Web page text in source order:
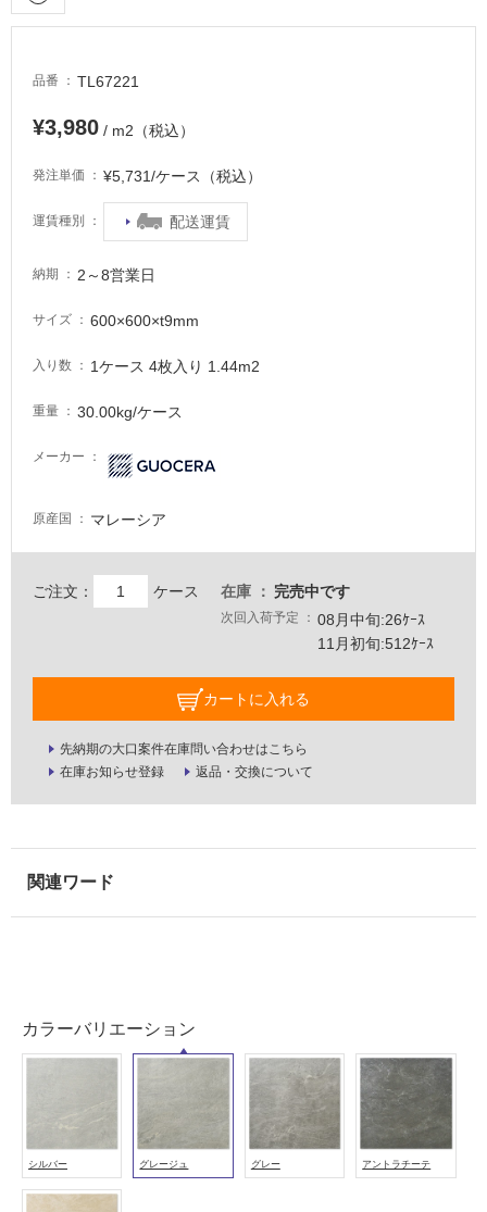
品番 TL67221
¥3,980 / m2（税込）
発注単価 ¥5,731/ケース（税込）
運賃種別 配送運賃
納期 2～8営業日
サイズ 600×600×t9mm
入り数 1ケース 4枚入り 1.44m2
重量 30.00kg/ケース
メーカー
原産国 マレーシア
ご注文： ケース 在庫 完売中です
次回入荷予定
08月中旬:26ｹｰｽ
11月初旬:512ｹｰｽ
カートに入れる
先納期の大口案件在庫問い合わせはこちら
在庫お知らせ登録
返品・交換について
カラーバリエーション
シルバー グレージュ グレー アントラチーテ
て
る
適
い
る
が
注
が
要
し
い
壁・
壁・
壁
使
可
能
冷
地
外)